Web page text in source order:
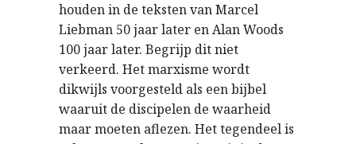
houden in de teksten van Marcel
Liebman 50 jaar later en Alan Woods
100 jaar later. Begrijp dit niet
verkeerd. Het marxisme wordt
dikwijls voorgesteld als een bijbel
waaruit de discipelen de waarheid
maar moeten aflezen. Het tegendeel is